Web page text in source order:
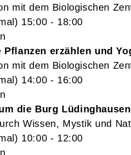
mit dem Biologischen
15:00 - 18:00
Pflanzen erzählen und
mit dem Biologischen
14:00 - 16:00
die Burg Lüdinghausen
Wissen, Mystik und
10:00 - 12:00